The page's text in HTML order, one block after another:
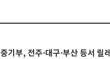
중기부, 전주·대구·부산 등서